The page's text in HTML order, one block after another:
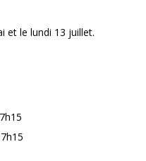
et le lundi 13 juillet.